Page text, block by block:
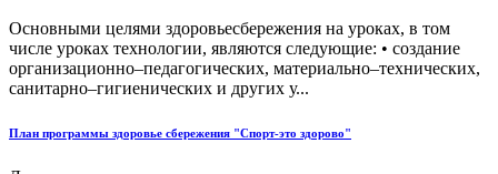
Основными целями здоровьесбережения на уроках, в том
числе уроках технологии, являются следующие: • создание
организационно–педагогических, материально–технических,
санитарно–гигиенических и других у...
План программы здоровье сбережения "Спорт-это здорово"